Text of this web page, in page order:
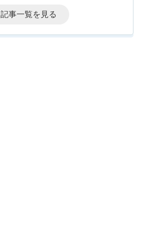
記事一覧を見る